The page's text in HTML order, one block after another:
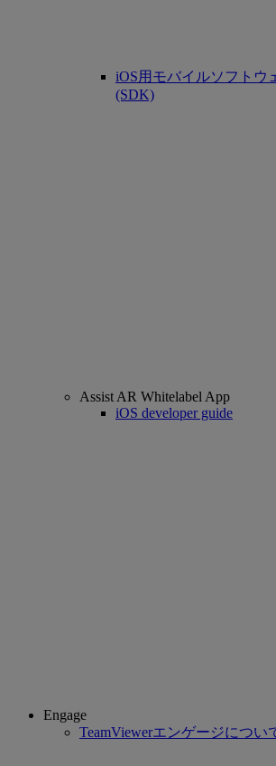
iOS用モバイルソフトウ
(SDK)
Assist AR Whitelabel App
iOS developer guide
Engage
TeamViewerエンゲージについ